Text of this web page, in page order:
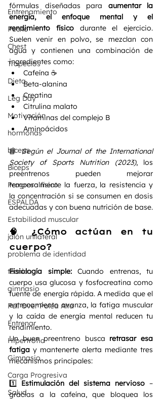
Entrenamiento
Pecho
Chest
Trapecios
Dieta
Leg Day
Motivación
hormonas
biceps
Bíceps
Progreso físico
ESPALDA
Estabilidad muscular
jalón unilateral
problema de identidad
técnica
gimnasio
Pull Over Polea Alta
Entrenar
Hipertrofia
Gimnasio
Carga Progresiva
Salud
fórmulas diseñadas para aumentar la
energía, el enfoque mental y el
rendimiento físico durante el ejercicio.
Suelen venir en polvo, se mezclan con
agua y contienen una combinación de
ingredientes como:
Cafeína ☕
Beta-alanina
Creatina
Citrulina malato
Vitaminas del complejo B
Aminoácidos
📘 Según el Journal of the International
Society of Sports Nutrition (2023), los
preentrenos pueden mejorar
temporalmente la fuerza, la resistencia y
la concentración si se consumen en dosis
adecuadas y con buena nutrición de base.
🧠 ¿Cómo actúan en tu
cuerpo?
Fisiología simple: Cuando entrenas, tu
cuerpo usa glucosa y fosfocreatina como
fuente de energía rápida. A medida que el
entrenamiento avanza, la fatiga muscular
y la caída de energía mental reducen tu
rendimiento.
Un buen preentreno busca retrasar esa
fatiga y mantenerte alerta mediante tres
mecanismos principales:
1️⃣ Estimulación del sistema nervioso –
gracias a la cafeína, que bloquea los